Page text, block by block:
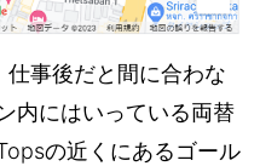
事後だと間に合わな
内にはいっている両替
の近くにあるゴール